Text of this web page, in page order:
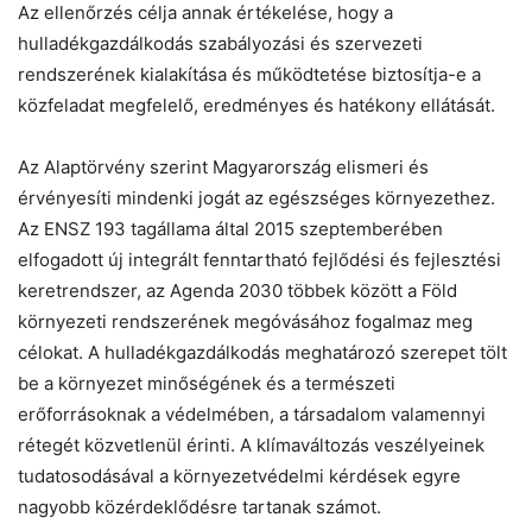
Az ellenőrzés célja annak értékelése, hogy a
hulladékgazdálkodás szabályozási és szervezeti
rendszerének kialakítása és működtetése biztosítja-e a
közfeladat megfelelő, eredményes és hatékony ellátását.
Az Alaptörvény szerint Magyarország elismeri és
érvényesíti mindenki jogát az egészséges környezethez.
Az ENSZ 193 tagállama által 2015 szeptemberében
elfogadott új integrált fenntartható fejlődési és fejlesztési
keretrendszer, az Agenda 2030 többek között a Föld
környezeti rendszerének megóvásához fogalmaz meg
célokat. A hulladékgazdálkodás meghatározó szerepet tölt
be a környezet minőségének és a természeti
erőforrásoknak a védelmében, a társadalom valamennyi
rétegét közvetlenül érinti. A klímaváltozás veszélyeinek
tudatosodásával a környezetvédelmi kérdések egyre
nagyobb közérdeklődésre tartanak számot.
Helló! Miben segíthetek ma?